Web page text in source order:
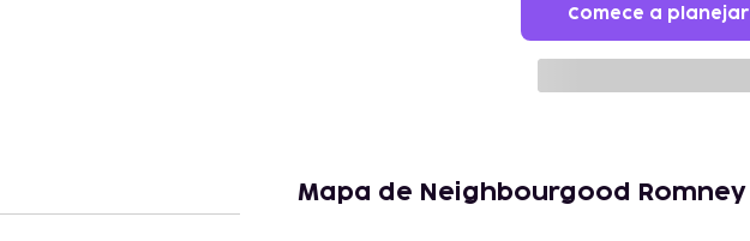
Comece a planejar
Mapa de Neighbourgood Romney